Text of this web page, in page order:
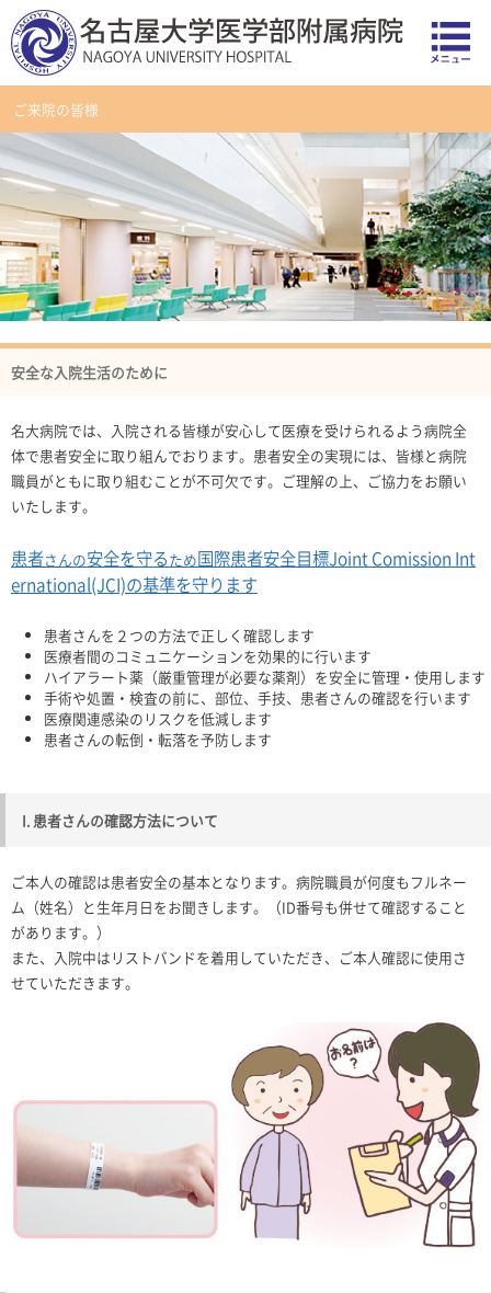
ご来院の皆様
安全な入院生活のために
名大病院では、入院される皆様が安心して医療を受けられるよう病院全
体で患者安全に取り組んでおります。患者安全の実現には、皆様と病院
職員がともに取り組むことが不可欠です。ご理解の上、ご協力をお願い
いたします。
患者さんの安全を守るため国際患者安全目標Joint Comission Int
ernational(JCI)の基準を守ります
患者さんを２つの方法で正しく確認します
医療者間のコミュニケーションを効果的に行います
ハイアラート薬（厳重管理が必要な薬剤）を安全に管理・使用します
手術や処置・検査の前に、部位、手技、患者さんの確認を行います
医療関連感染のリスクを低減します
患者さんの転倒・転落を予防します
I. 患者さんの確認方法について
ご本人の確認は患者安全の基本となります。病院職員が何度もフルネー
ム（姓名）と生年月日をお聞きします。（ID番号も併せて確認すること
があります。）
また、入院中はリストバンドを着用していただき、ご本人確認に使用さ
せていただきます。